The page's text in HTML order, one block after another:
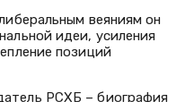
веяниям он
идеи, усиления
позиций